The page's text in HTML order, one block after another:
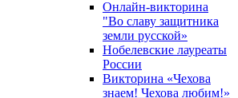
Онлайн-викторина
"Во славу защитника
земли русской»
Нобелевские лауреаты
России
Викторина «Чехова
знаем! Чехова любим!»